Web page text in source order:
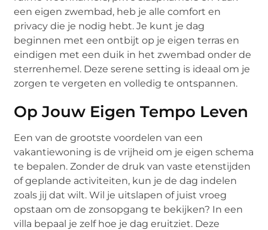
een eigen zwembad, heb je alle comfort en
privacy die je nodig hebt. Je kunt je dag
beginnen met een ontbijt op je eigen terras en
eindigen met een duik in het zwembad onder de
sterrenhemel. Deze serene setting is ideaal om je
zorgen te vergeten en volledig te ontspannen.
Op Jouw Eigen Tempo Leven
Een van de grootste voordelen van een
vakantiewoning is de vrijheid om je eigen schema
te bepalen. Zonder de druk van vaste etenstijden
of geplande activiteiten, kun je de dag indelen
zoals jij dat wilt. Wil je uitslapen of juist vroeg
opstaan om de zonsopgang te bekijken? In een
villa bepaal je zelf hoe je dag eruitziet. Deze